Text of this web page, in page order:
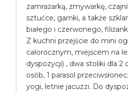
zamrażarką, zmywarkę,
sztućce, garnki, a także
białego i czerwonego,
Z kuchni przejście do mini
całorocznym, miejscem na
dyspozycji) , dwa stoliki dla 2
osób, 1 parasol
yogi, letnie jacuzzi. Do